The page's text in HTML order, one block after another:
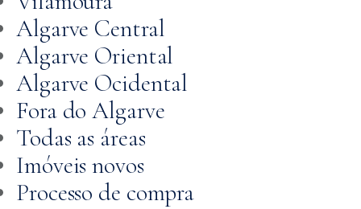
Algarve Central
Algarve Oriental
Algarve Ocidental
Fora do Algarve
Todas as áreas
Imóveis novos
Processo de compra